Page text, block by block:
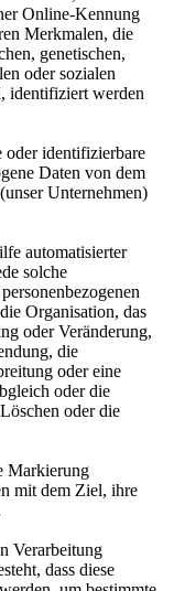
Online-Kennung
Merkmalen, die
genetischen,
oder sozialen
identifiziert werden
oder identifizierbare
Daten von dem
Unternehmen)
automatisierter
solche
Organisation, das
oder Veränderung,
die
oder eine
oder die
oder die
Markierung
mit dem Ziel, ihre
Verarbeitung
dass diese